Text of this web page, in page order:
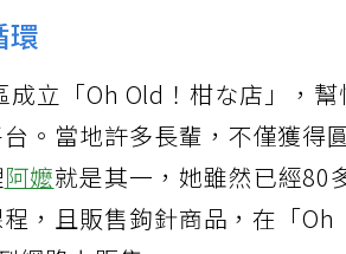
環
立「Oh Old！柑な店」，幫
。當地許多長輩，不僅獲得
阿嬤就是其一，她雖然已經80
，且販售鉤針商品，在「Oh